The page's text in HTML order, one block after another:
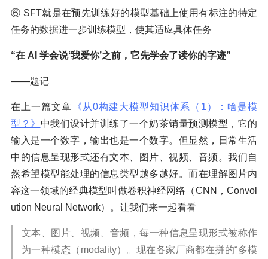
⑥ SFT就是在预先训练好的模型基础上使用有标注的特定
任务的数据进一步训练模型，使其适应具体任务
“在 AI 学会说‘我爱你’之前，它先学会了读你的字迹”
——题记
在上一篇文章 《从0构建大模型知识体系（1）：啥是模
型？》 中我们设计并训练了一个奶茶销量预测模型，它的
输入是一个数字，输出也是一个数字。但显然，日常生活
中的信息呈现形式还有文本、图片、视频、音频。我们自
然希望模型能处理的信息类型越多越好。而在理解图片内
容这一领域的经典模型叫做卷积神经网络（CNN，Convol
ution Neural Network）。让我们来一起看看
文本、图片、视频、音频，每一种信息呈现形式被称作
为一种模态（modality）。现在各家厂商都在拼的“多模